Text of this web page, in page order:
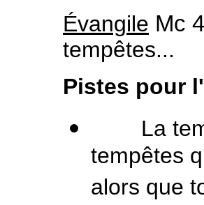
Évangile Mc
tempêtes...
Pistes pour
La
tempêtes
alors que